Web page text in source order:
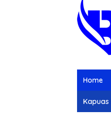
Home
Kapuas